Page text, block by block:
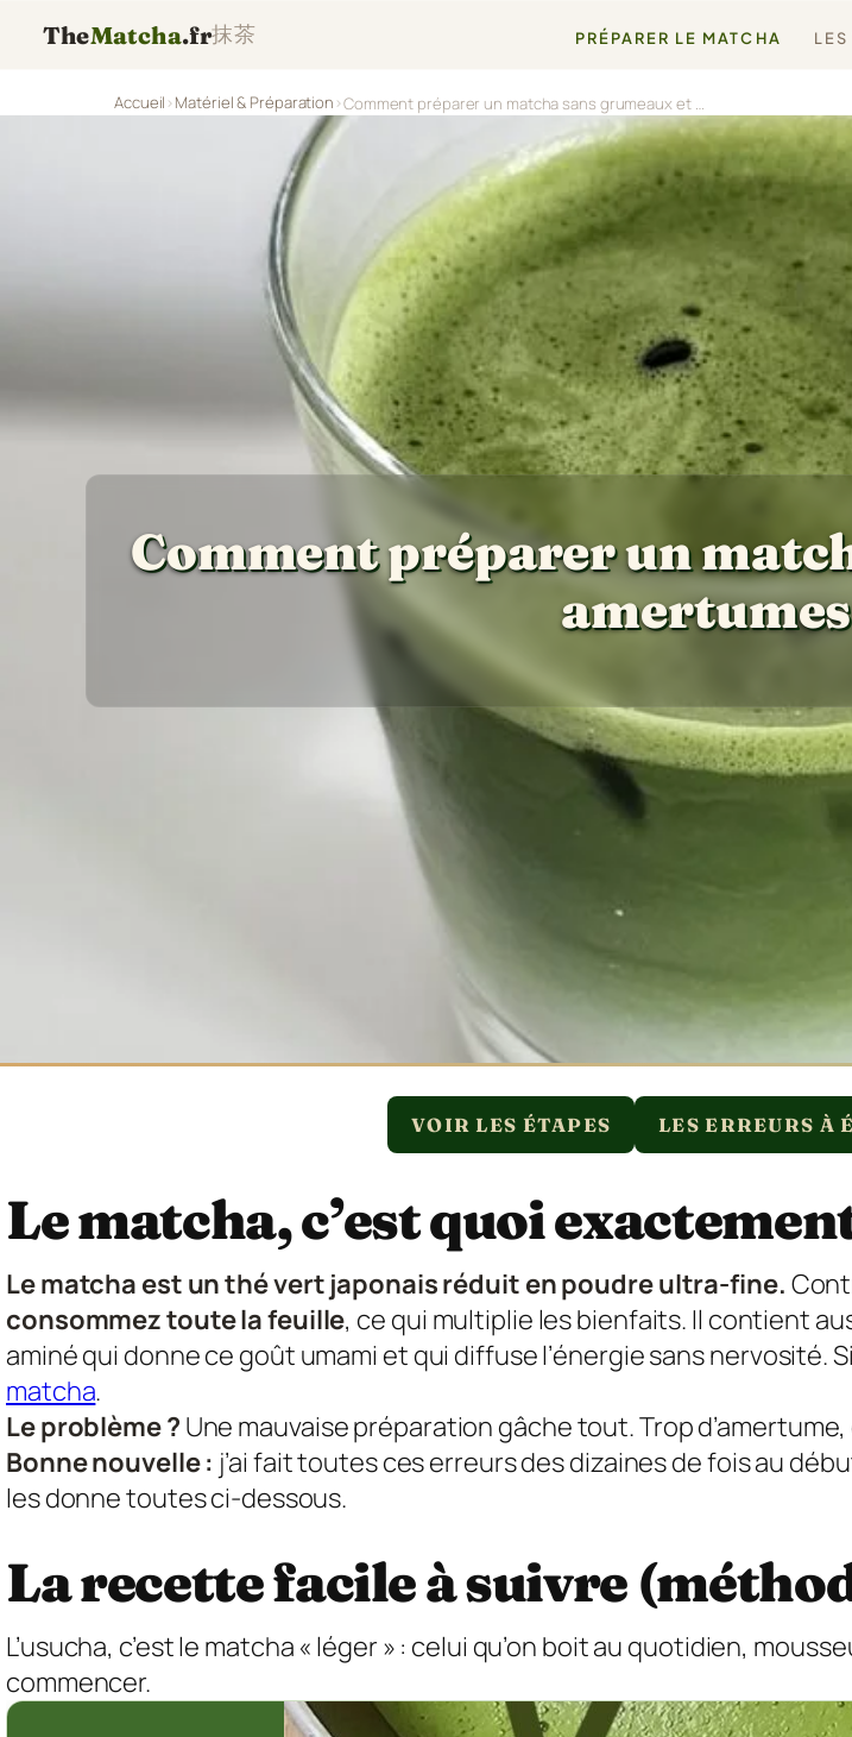
TheMatcha.fr抹茶 PRÉPARER LE MATCHA LES
Accueil Matériel & Préparation
Comment préparer un
VOIR LES ÉTAPES LES ERREURS À
Le matcha, c’est quoi
Le matcha est un thé vert japonais réduit en poudre ultra-fine.
consommez toute la feuille, ce qui multiplie les bienfaits. Il contient
aminé qui donne ce goût umami et qui diffuse l’énergie sans nervosité.
matcha.
Le problème ? Une mauvaise préparation gâche tout. Trop
Bonne nouvelle : j’ai fait toutes ces erreurs des dizaines de fois au
les donne toutes ci-dessous.
La recette facile à suivre
L’usucha, c’est le matcha « léger » : celui qu’on boit au quotidien,
commencer.